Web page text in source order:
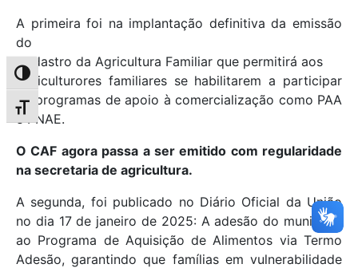
Alternar alto contraste
Alternar tamanho da fonte
A primeira foi na implantação definitiva da emissão
do
Cadastro da Agricultura Familiar que permitirá aos
Agriculturores familiares se habilitarem a participar
de programas de apoio à comercialização como PAA
e PNAE.
O CAF agora passa a ser emitido com regularidade
na secretaria de agricultura.
A segunda, foi publicado no Diário Oficial da União
no dia 17 de janeiro de 2025: A adesão do município
ao Programa de Aquisição de Alimentos via Termo
Adesão, garantindo que famílias em vulnerabilidade